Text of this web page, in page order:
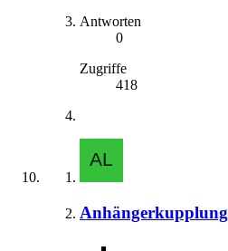
Antworten
0
Zugriffe
418
Anhängerkupplung